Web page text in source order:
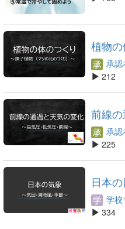
植物
承認
212
前線
承認
225
日本
学校
334